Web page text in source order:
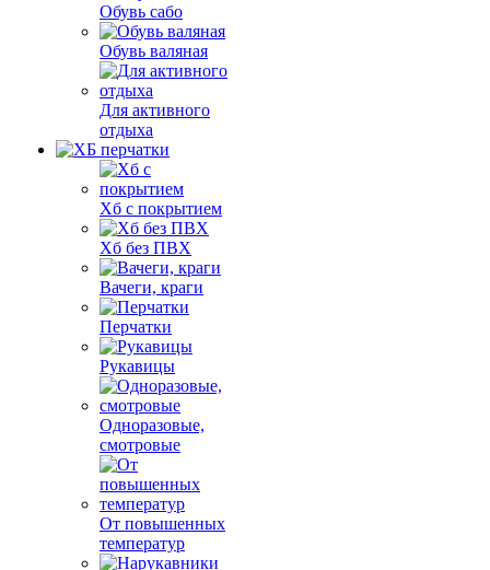
Обувь сабо
Обувь валяная
Для активного
отдыха
Хб с покрытием
Хб без ПВХ
Вачеги, краги
Перчатки
Рукавицы
Одноразовые,
смотровые
От повышенных
температур